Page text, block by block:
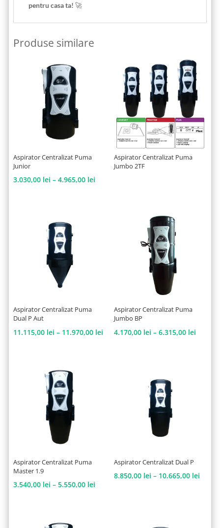
pentru casa ta! 🚀
Produse similare
Aspirator Centralizat Puma
Junior
3.030,00 lei – 4.965,00 leiInterval
Aspirator Centralizat Puma
Jumbo 2TF
Aspirator Centralizat Puma
Dual P Aut
11.115,00 lei – 11.970,00 leiInterval
Aspirator Centralizat Puma
Jumbo BP
4.170,00 lei – 6.315,00 lei
Aspirator Centralizat Puma
Master 1.9
3.540,00 lei – 5.550,00 leiInterval
Aspirator Centralizat Dual P
8.850,00 lei – 10.665,00 lei